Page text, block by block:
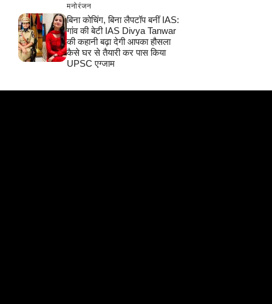
मनोरंजन
बिना कोचिंग, बिना लैपटॉप बनीं IAS:
गांव की बेटी IAS Divya Tanwar
की कहानी बढ़ा देगी आपका हौसला
कैसे घर से तैयारी कर पास किया
UPSC एग्जाम